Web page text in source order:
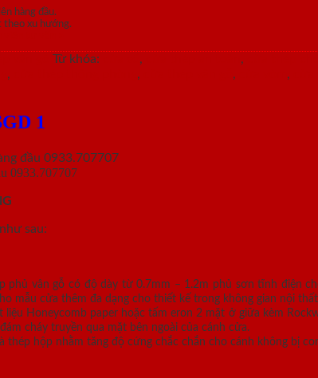
hàng đầu.
theo xu hướng.
Từ khóa: , ,
, , , ,
1
0933.707707
sau:
phủ vân gỗ có độ dày từ 0.7mm – 1.2m phủ sơn tĩnh điện
mẫu cửa thêm đa dạng cho thiết kế trong không gian nội
Honeycomb paper hoặc tấm eron 2 mặt ở giữa kèm
cháy truyền qua mặt bên ngoài của cánh cửa.
hộp nhằm tăng độ cứng chắc chắn cho cánh không bị